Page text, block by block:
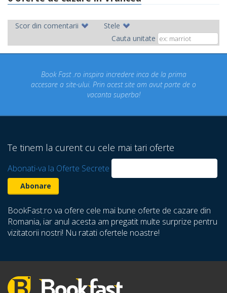
Scor din comentarii
Stele
Cauta unitate
inca de la prima
site am avut parte de o
Concediul nostru rezervat
un concediu de vis. Am
despre care nu stiam ca
Te tinem la curent cu cele mai tari oferte
Abonati-va la Oferte Secrete
BookFast.ro va ofere cele mai bune oferte de cazare din
Romania, iar anul acesta am pregatit multe surprize pentru
vizitatorii nostri! Nu ratati ofertele noastre!